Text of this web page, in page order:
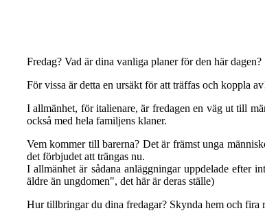
Fredag? Vad är dina vanliga planer för den här dagen?
För vissa är detta en ursäkt för att träffas och koppla
I allmänhet, för italienare, är fredagen en väg ut till
också med hela familjens klaner.
Vem kommer till barerna? Det är främst unga
det förbjudet att trängas nu.
I allmänhet är sådana anläggningar uppdelade efter
äldre än ungdomen", det här är deras ställe)
Hur tillbringar du dina fredagar? Skynda hem och fira